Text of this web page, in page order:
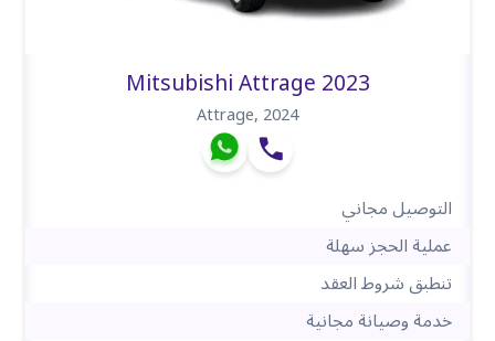
Mitsubishi Attrage 2023
Attrage,2024
التوصيل مجاني
عملية الحجز سهلة
تنطبق شروط العقد
خدمة وصيانة مجانية